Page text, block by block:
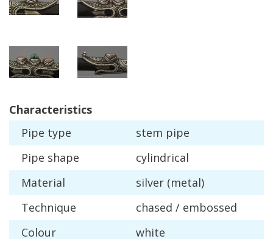
Characteristics
Pipe type stem pipe
Pipe shape
cylindrical
Material
silver (metal)
Technique
chased / embossed
Colour
white